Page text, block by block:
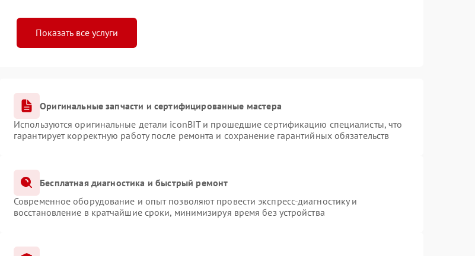
Показать все услуги
Оригинальные запчасти и сертифицированные мастера
Используются оригинальные детали iconBIT и прошедшие сертификацию специалисты, что
гарантирует корректную работу после ремонта и сохранение гарантийных обязательств
Бесплатная диагностика и быстрый ремонт
Современное оборудование и опыт позволяют провести экспресс-диагностику и
восстановление в кратчайшие сроки, минимизируя время без устройства